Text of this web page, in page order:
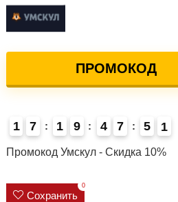
ПРОМОКОД
1
4
7 1 9 4 7 5
0
Промокод Умскул - Скидка 10%
Сохранить
0